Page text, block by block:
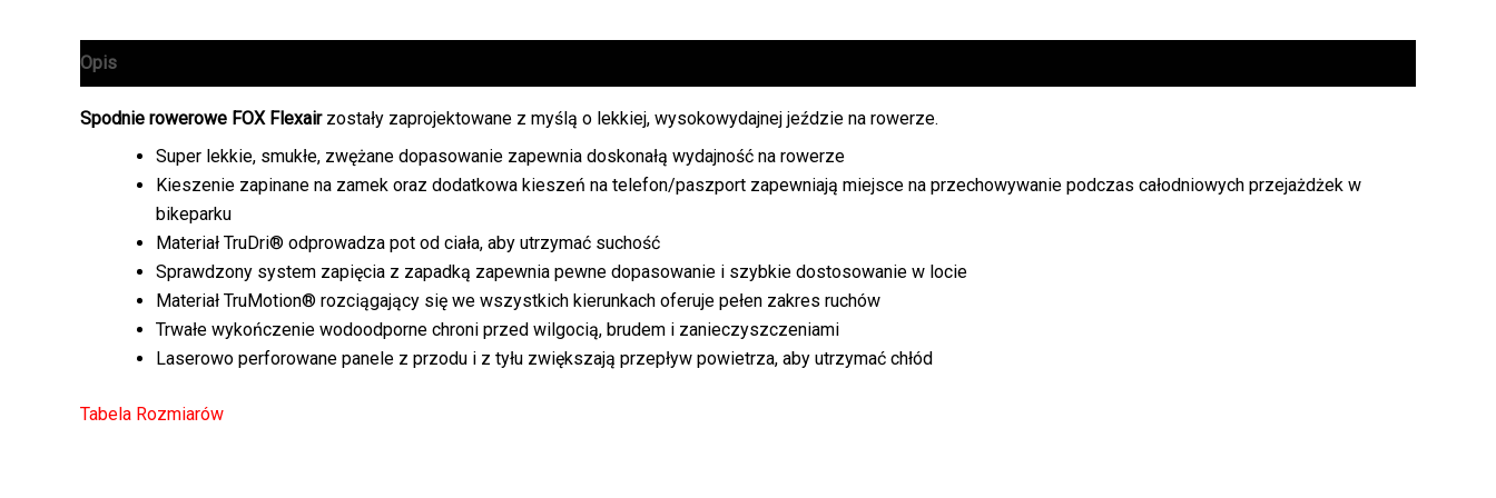
Opis
Spodnie rowerowe FOX Flexairzostały zaprojektowane z myślą o lekkiej, wysokowydajnej jeździe na rowerze.
Super lekkie, smukłe, zwężane dopasowanie zapewnia doskonałą wydajność na rowerze
Kieszenie zapinane na zamek oraz dodatkowa kieszeń na telefon/paszport zapewniają miejsce na przechowywanie podczas całodniowych przejażdżek w
bikeparku
Materiał TruDri® odprowadza pot od ciała, aby utrzymać suchość
Sprawdzony system zapięcia z zapadką zapewnia pewne dopasowanie i szybkie dostosowanie w locie
Materiał TruMotion® rozciągający się we wszystkich kierunkach oferuje pełen zakres ruchów
Trwałe wykończenie wodoodporne chroni przed wilgocią, brudem i zanieczyszczeniami
Laserowo perforowane panele z przodu i z tyłu zwiększają przepływ powietrza, aby utrzymać chłód
Tabela Rozmiarów